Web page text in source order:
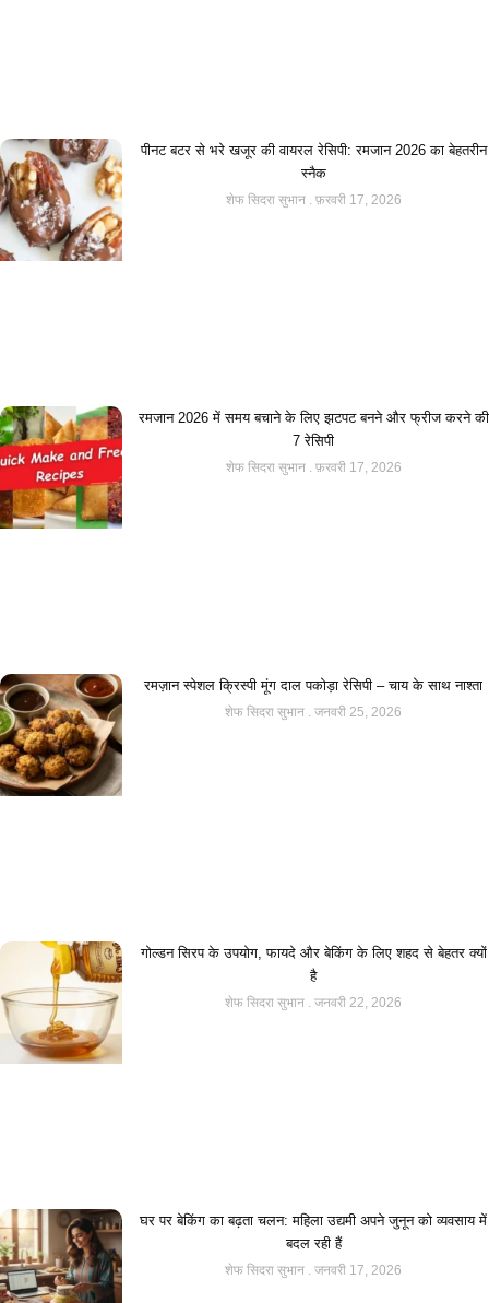
पीनट बटर से भरे खजूर की वायरल रेसिपी: रमजान 2026 का बेहतरीन
स्नैक
शेफ सिदरा सुभान फ़रवरी 17, 2026
रमजान 2026 में समय बचाने के लिए झटपट बनने और फ्रीज करने की
7 रेसिपी
शेफ सिदरा सुभान फ़रवरी 17, 2026
रमज़ान स्पेशल क्रिस्पी मूंग दाल पकोड़ा रेसिपी – चाय के साथ नाश्ता
शेफ सिदरा सुभान जनवरी 25, 2026
गोल्डन सिरप के उपयोग, फायदे और बेकिंग के लिए शहद से बेहतर क्यों
है
शेफ सिदरा सुभान जनवरी 22, 2026
घर पर बेकिंग का बढ़ता चलन: महिला उद्यमी अपने जुनून को व्यवसाय में
बदल रही हैं
शेफ सिदरा सुभान जनवरी 17, 2026